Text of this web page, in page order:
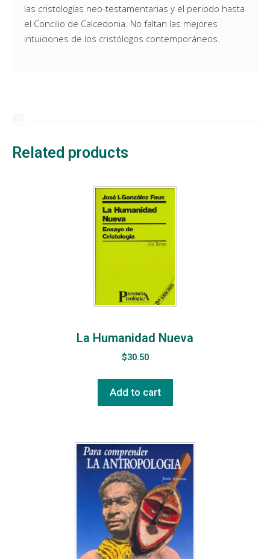
las cristologías neo-testamentarias y el periodo hasta
el Concilio de Calcedonia. No faltan las mejores
intuiciones de los cristólogos contemporáneos.
Related products
La Humanidad Nueva
$30.50
Add to cart